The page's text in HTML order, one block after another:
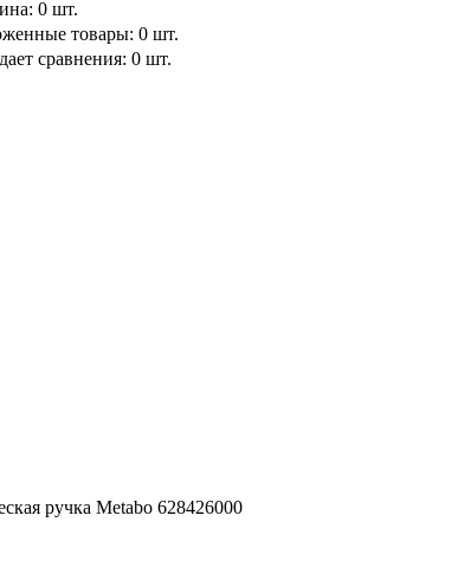
0 шт.
товары: 0 шт.
сравнения: 0 шт.
ручка Metabo 628426000